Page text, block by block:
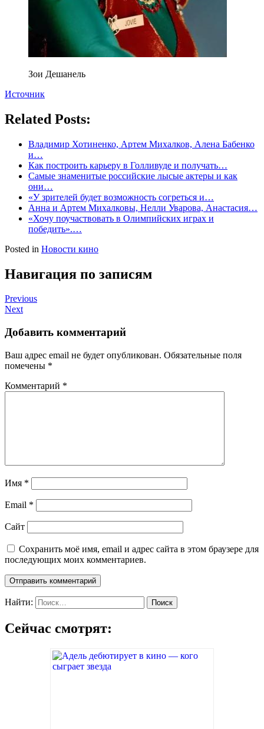
Зои Дешанель
Источник
Related Posts:
Владимир Хотиненко, Артем Михалков, Алена Бабенко
и…
Как построить карьеру в Голливуде и получать…
Самые знаменитые российские лысые актеры и как
они…
«У зрителей будет возможность согреться и…
Анна и Артем Михалковы, Нелли Уварова, Анастасия…
«Хочу поучаствовать в Олимпийских играх и
победить».…
Posted in Новости кино
Навигация по записям
Previous
Next
Добавить комментарий
Ваш адрес email не будет опубликован. Обязательные поля
помечены *
Комментарий *
Имя *
Email *
Сайт
Сохранить моё имя, email и адрес сайта в этом браузере для
последующих моих комментариев.
Найти:
Сейчас смотрят: